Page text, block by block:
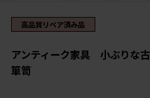
高品質リペア済み品
アンティーク家具 小ぶりな
箪笥